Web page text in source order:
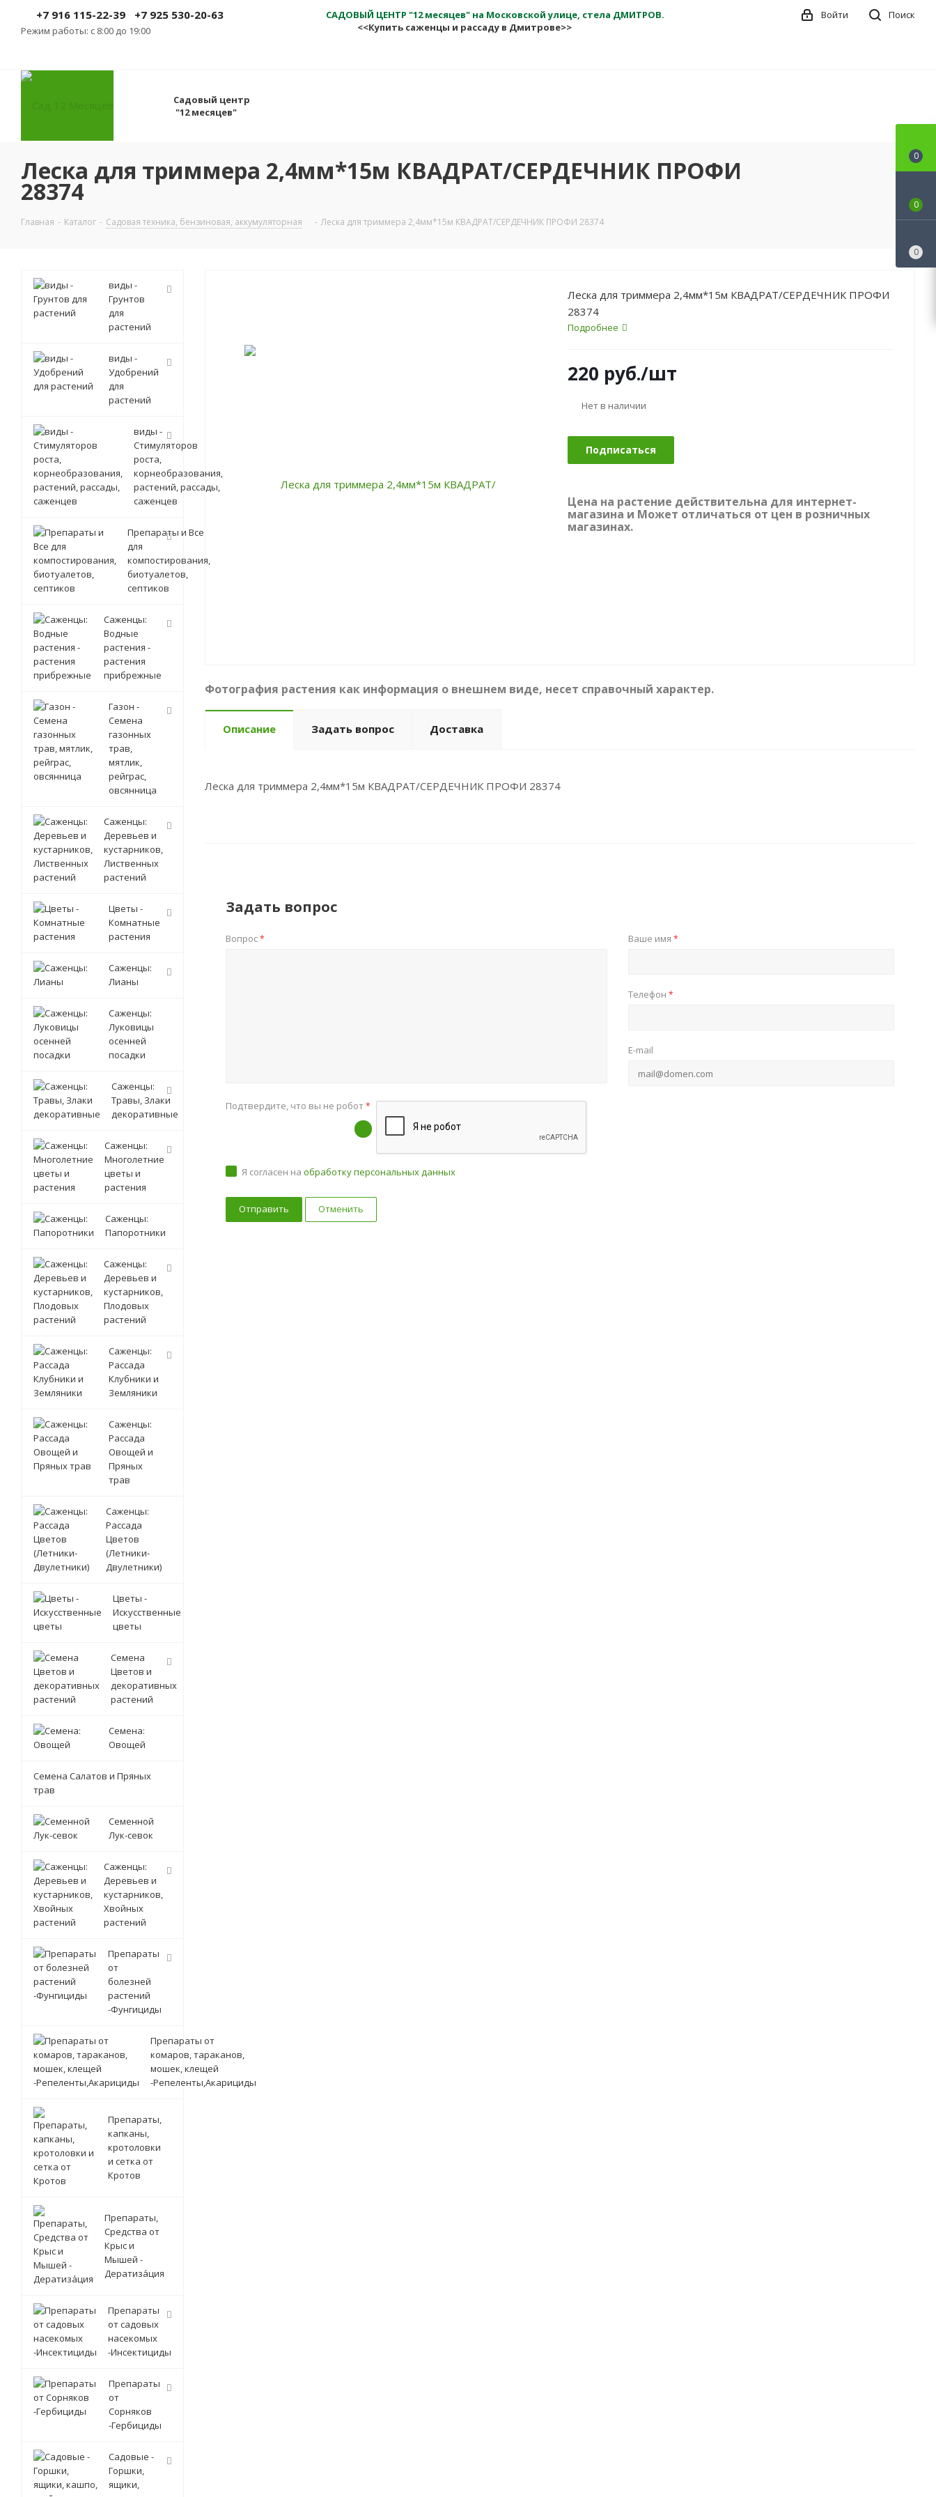
+7 916 115-22-39 +7 925 530-20-63
Режим работы: с 8:00 до 19:00
САДОВЫЙ ЦЕНТР "12 месяцев" на Московской улице, стела ДМИТРОВ.
<<Купить саженцы и рассаду в Дмитрове>>
Поиск
Войти
Садовый центр
"12 месяцев"
Леска для триммера 2,4мм*15м КВАДРАТ/СЕРДЕЧНИК ПРОФИ
28374
Главная - Каталог - Садовая техника, бензиновая, аккумуляторная - Леска для триммера 2,4мм*15м КВАДРАТ/СЕРДЕЧНИК ПРОФИ 28374
Леска для триммера 2,4мм*15м КВАДРАТ/СЕРДЕЧНИК ПРОФИ
28374
Подробнее
220 руб./шт
Нет в наличии
Подписаться
Цена на растение действительна для интернет-
магазина и Может отличаться от цен в розничных
магазинах.
Фотография растения как информация о внешнем виде, несет справочный характер.
Описание Задать вопрос Доставка
Леска для триммера 2,4мм*15м КВАДРАТ/СЕРДЕЧНИК ПРОФИ 28374
Задать вопрос
Вопрос* Ваше имя *
Телефон *
E-mail
Подтвердите, что вы не робот*
Я согласен на обработку персональных данных
Отменить
виды -
Грунтов
для
растений
виды -
Удобрений
для
растений
виды -
Стимуляторов
роста,
корнеобразования,
растений, рассады,
саженцев
Препараты и Все
для
компостирования,
биотуалетов,
септиков
Саженцы:
Водные
растения -
растения
прибрежные
Газон -
Семена
газонных
трав,
мятлик,
рейграс,
овсянница
Саженцы:
Деревьев и
кустарников,
Лиственных
растений
Цветы -
Комнатные
растения
Саженцы:
Лианы
Саженцы:
Луковицы
осенней
посадки
Саженцы:
Травы, Злаки
декоративные
Саженцы:
Многолетние
цветы и
растения
Саженцы:
Папоротники
Саженцы:
Деревьев и
кустарников,
Плодовых
растений
Саженцы:
Рассада
Клубники и
Земляники
Саженцы:
Рассада
Овощей и
Пряных
трав
Саженцы:
Рассада
Цветов
(Летники-
Двулетники)
Цветы -
Искусственные
цветы
Семена
Цветов и
декоративных
растений
Семена:
Овощей
Семена Салатов и Пряных
трав
Семенной
Лук-севок
Саженцы:
Деревьев и
кустарников,
Хвойных
растений
Препараты
от
болезней
растений
-Фунгициды
Препараты от
комаров, тараканов,
мошек, клещей
-Репеленты,Акарициды
Препараты,
капканы,
кротоловки
и сетка от
Кротов
Препараты,
Средства от
Крыс и
Мышей -
Дератиза́ция
Препараты
от садовых
насекомых
-Инсектициды
Препараты
от
Сорняков
-Гербициды
Садовые -
Горшки,
ящики,
0
0
0